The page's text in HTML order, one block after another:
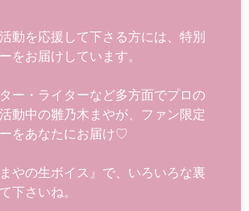
動を応援して下さる方には、特別
をお届けしています。
ー・ライターなど多方面でプロの
動中の雛乃木まやが、ファン限定
をあなたにお届け♡
やの生ボイス』で、いろいろな裏
下さいね。